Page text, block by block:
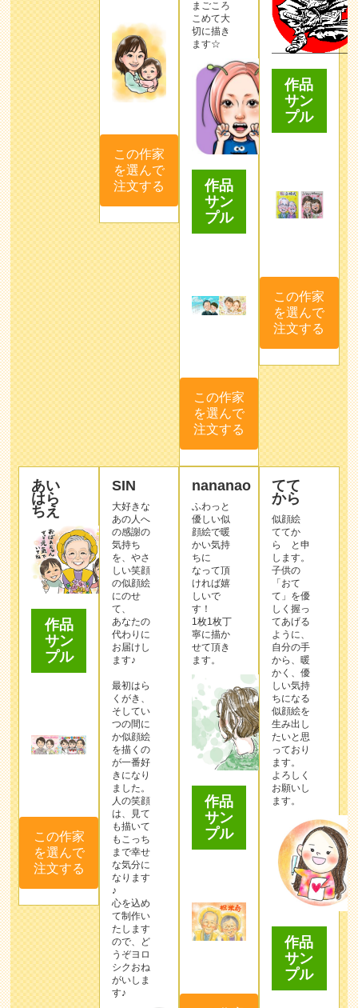
この作家
を選んで
注文する
まごころ
こめて大
切に描き
ます☆
作品
サン
プル
この作家
を選んで
注文する
作品
サン
プル
この作家
を選んで
注文する
あい
はら
ちえ
作品
サン
プル
この作家
を選んで
注文する
SIN
大好きな
あの人へ
の感謝の
気持ち
を、やさ
しい笑顔
の似顔絵
にのせ
て、
あなたの
代わりに
お届けし
ます♪
最初はら
くがき、
そしてい
つの間に
か似顔絵
を描くの
が一番好
きになり
ました。
人の笑顔
は、見て
も描いて
もこっち
まで幸せ
な気分に
なります
♪
心を込め
て制作い
たします
ので、ど
うぞヨロ
シクおね
がいしま
す♪
nananao
ふわっと
優しい似
顔絵で暖
かい気持
ちに
なって頂
ければ嬉
しいで
す！
1枚1枚丁
寧に描か
せて頂き
ます。
作品
サン
プル
てて
から
似顔絵
ててか
ら と申
します。
子供の
「おて
て」を優
しく握っ
てあげる
ように、
自分の手
から、暖
かく、優
しい気持
ちになる
似顔絵を
生み出し
たいと思
っており
ます。
よろしく
お願いし
ます。
作品
サン
プル